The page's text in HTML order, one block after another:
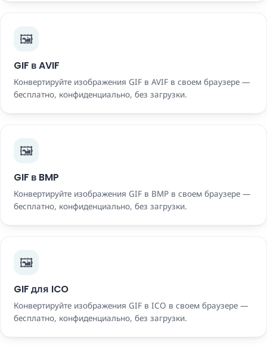
🖼️
GIF в AVIF
Конвертируйте изображения GIF в AVIF в своем браузере —
бесплатно, конфиденциально, без загрузки.
🖼️
GIF в BMP
Конвертируйте изображения GIF в BMP в своем браузере —
бесплатно, конфиденциально, без загрузки.
🖼️
GIF для ICO
Конвертируйте изображения GIF в ICO в своем браузере —
бесплатно, конфиденциально, без загрузки.